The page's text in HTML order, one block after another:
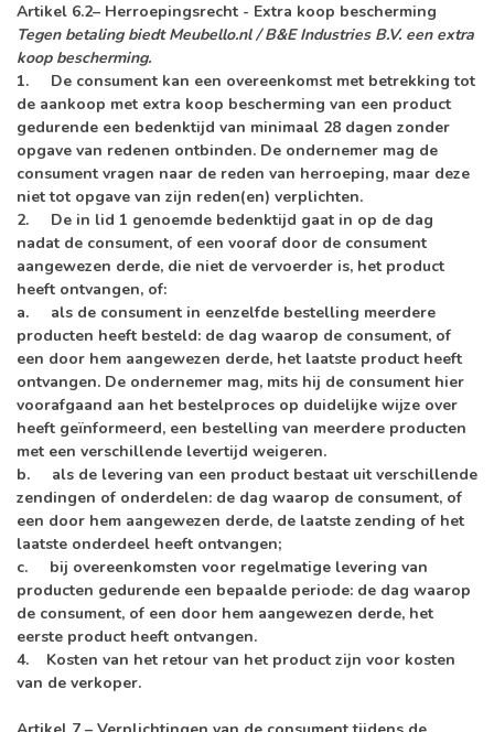
Artikel 6.2– Herroepingsrecht - Extra koop bescherming
Tegen betaling biedt Meubello.nl / B&E Industries B.V. een extra
koop bescherming.
1. De consument kan een overeenkomst met betrekking tot
de aankoop met extra koop bescherming van een product
gedurende een bedenktijd van minimaal 28 dagen zonder
opgave van redenen ontbinden. De ondernemer mag de
consument vragen naar de reden van herroeping, maar deze
niet tot opgave van zijn reden(en) verplichten.
2. De in lid 1 genoemde bedenktijd gaat in op de dag
nadat de consument, of een vooraf door de consument
aangewezen derde, die niet de vervoerder is, het product
heeft ontvangen, of:
a. als de consument in eenzelfde bestelling meerdere
producten heeft besteld: de dag waarop de consument, of
een door hem aangewezen derde, het laatste product heeft
ontvangen. De ondernemer mag, mits hij de consument hier
voorafgaand aan het bestelproces op duidelijke wijze over
heeft geïnformeerd, een bestelling van meerdere producten
met een verschillende levertijd weigeren.
b. als de levering van een product bestaat uit verschillende
zendingen of onderdelen: de dag waarop de consument, of
een door hem aangewezen derde, de laatste zending of het
laatste onderdeel heeft ontvangen;
c. bij overeenkomsten voor regelmatige levering van
producten gedurende een bepaalde periode: de dag waarop
de consument, of een door hem aangewezen derde, het
eerste product heeft ontvangen.
4. Kosten van het retour van het product zijn voor kosten
van de verkoper.